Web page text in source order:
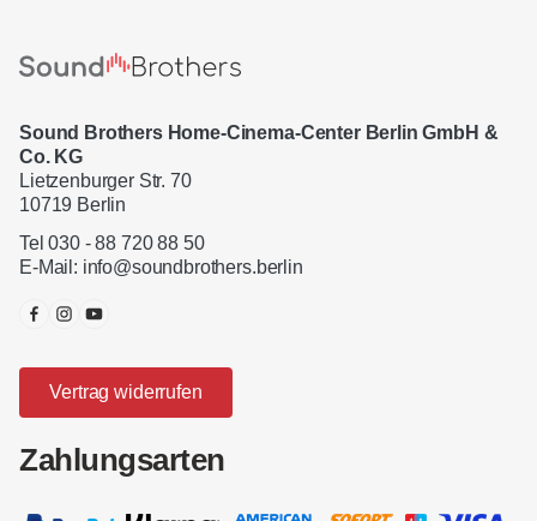
Sound Brothers Home-Cinema-Center Berlin GmbH &
Co. KG
Lietzenburger Str. 70
10719 Berlin
Tel 030 - 88 720 88 50
E-Mail: info@soundbrothers.berlin
Vertrag widerrufen
Zahlungsarten